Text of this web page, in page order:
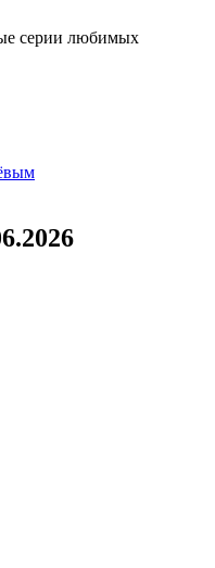
серии любимых